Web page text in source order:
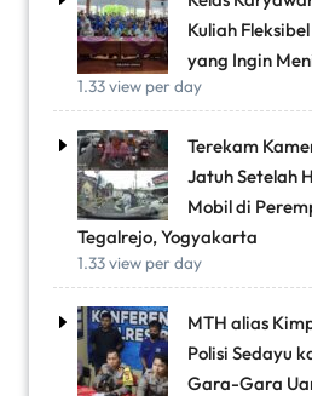
Kuliah
yang Ingin
1.33 view per day
Terekam
Jatuh Setelah
Mobil di
Tegalrejo, Yogyakarta
1.33 view per day
MTH alias
Polisi Sedayu
Gara-Gara